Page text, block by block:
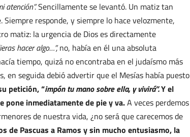
atención”.Sencillamente se levantó. Un matiz tan
responde, y siempre lo hace velozmente,
matiz: la urgencia de Dios es directamente
hacer algo…”,no, había en él una absoluta
tiempo, quizá no encontraba en el judaísmo más
en seguida debió advertir que el Mesías había puesto
petición, “impón tu mano sobre ella, y vivirá”.Y el
pone inmediatamente de pie y va.A veces perdemos
de nuestra vida, ¿no será que carecemos de
de Pascuas a Ramos y sin mucho entusiasmo, la